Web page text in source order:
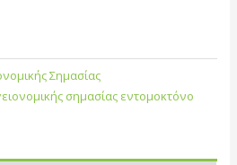
Σημασίας
σημασίας εντομοκτόνο